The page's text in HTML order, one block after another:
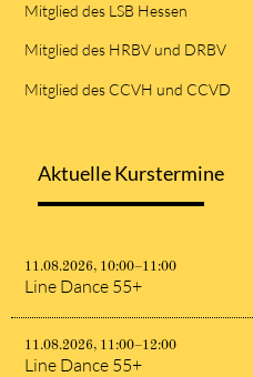
Mitglied des LSB Hessen
Mitglied des HRBV und DRBV
Mitglied des CCVH und CCVD
Aktuelle Kurstermine
11.08.2026, 10:00–11:00
Line Dance 55+
11.08.2026, 11:00–12:00
Line Dance 55+